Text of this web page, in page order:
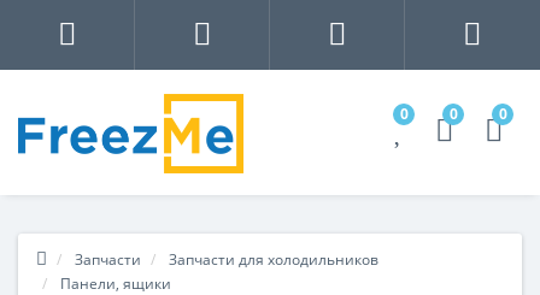
0 0 0
Запчасти
Запчасти для холодильников
Панели, ящики